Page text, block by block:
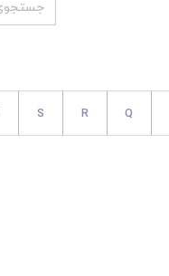
Q
R
S